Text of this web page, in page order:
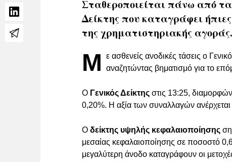
Σταθεροποιείται πάνω από
Δείκτης που καταγράφει
της χρηματιστηριακής αγοράς.
Μ
ε ασθενείς ανοδικές τάσεις ο
αναζητώντας βηματισμό για το
O Γενικός Δείκτης στις 13:25,
0,20%. Η αξία των συναλλαγών ανέρχεται
Ο δείκτης υψηλής κεφαλαιοποίησης
μεσαίας κεφαλαιοποίησης σε ποσοστό
μεγαλύτερη άνοδο καταγράφουν οι